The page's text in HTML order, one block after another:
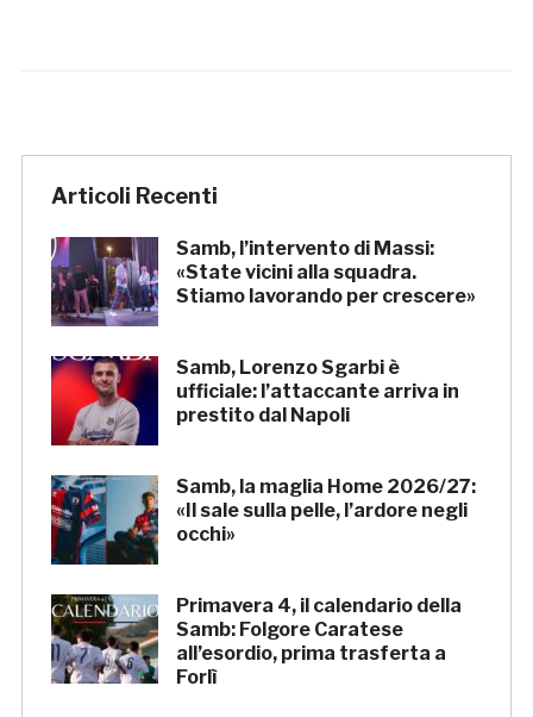
Articoli Recenti
Samb, l’intervento di Massi:
«State vicini alla squadra.
Stiamo lavorando per crescere»
Samb, Lorenzo Sgarbi è
ufficiale: l’attaccante arriva in
prestito dal Napoli
Samb, la maglia Home 2026/27:
«Il sale sulla pelle, l’ardore negli
occhi»
Primavera 4, il calendario della
Samb: Folgore Caratese
all’esordio, prima trasferta a
Forlì